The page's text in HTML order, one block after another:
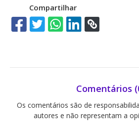
Compartilhar
Comentários
Os comentários são de
autores e não representam a